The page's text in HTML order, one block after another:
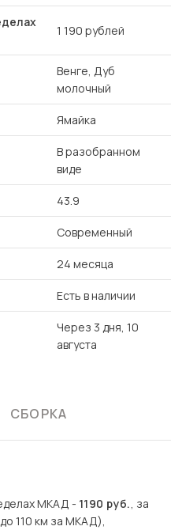
1 190 рублей
Венге, Дуб
молочный
Ямайка
В разобранном
виде
43.9
Современный
24 месяца
Есть в наличии
Через 3 дня, 10
августа
СБОРКА
МКАД - 1190 руб., за
110 км за МКАД),